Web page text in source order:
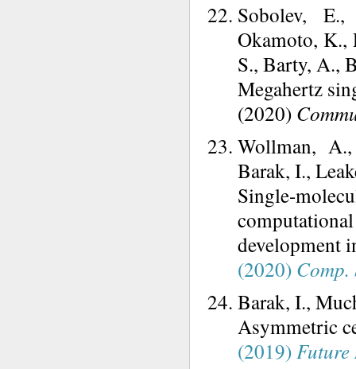
Sobolev,
Okamoto, K.,
S., Barty, A.,
Megahertz
(2020)
Wollman,
Barak, I.,
Single-
development
(2020)
Barak, I.,
Asymmetric
(2019)